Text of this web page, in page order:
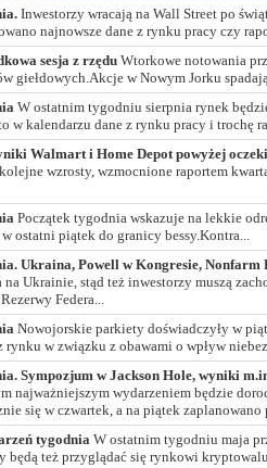
Inwestorzy wracają na Wall Street po
najnowsze dane z rynku pracy czy
sesja z rzędu Wtorkowe notowania
giełdowych.Akcje w Nowym Jorku
W ostatnim tygodniu sierpnia rynek
w kalendarzu dane z rynku pracy i trochę
Walmart i Home Depot powyżej
wzrosty, wzmocnione raportem
Początek tygodnia wskazuje na lekkie
ostatni piątek do granicy bessy.Kontra...
Ukraina, Powell w Kongresie, Nonfarm
Ukrainie, stąd też inwestorzy muszą
Federa...
Nowojorskie parkiety doświadczyły w
w związku z obawami o wpływ
Sympozjum w Jackson Hole, wyniki
najważniejszym wydarzeniem będzie
się w czwartek, a na piątek zaplanowano
tygodnia W ostatnim tygodniu maja
będą też przyglądać się rynkowi